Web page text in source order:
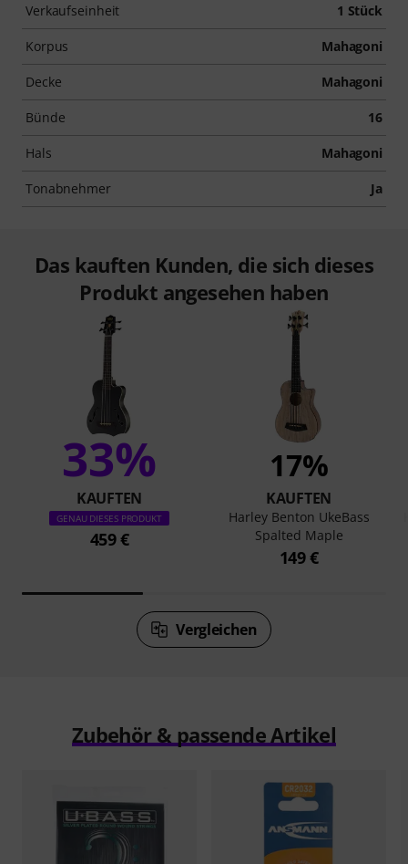
Verkaufseinheit 1 Stück
Korpus Mahagoni
Decke Mahagoni
Bünde 16
Hals Mahagoni
Tonabnehmer Ja
Das kauften Kunden, die sich dieses
Produkt angesehen haben
33%
KAUFTEN
GENAU DIESES PRODUKT
459 €
17%
KAUFTEN
Harley Benton UkeBass
Spalted Maple
149 €
Vergleichen
Zubehör & passende Artikel